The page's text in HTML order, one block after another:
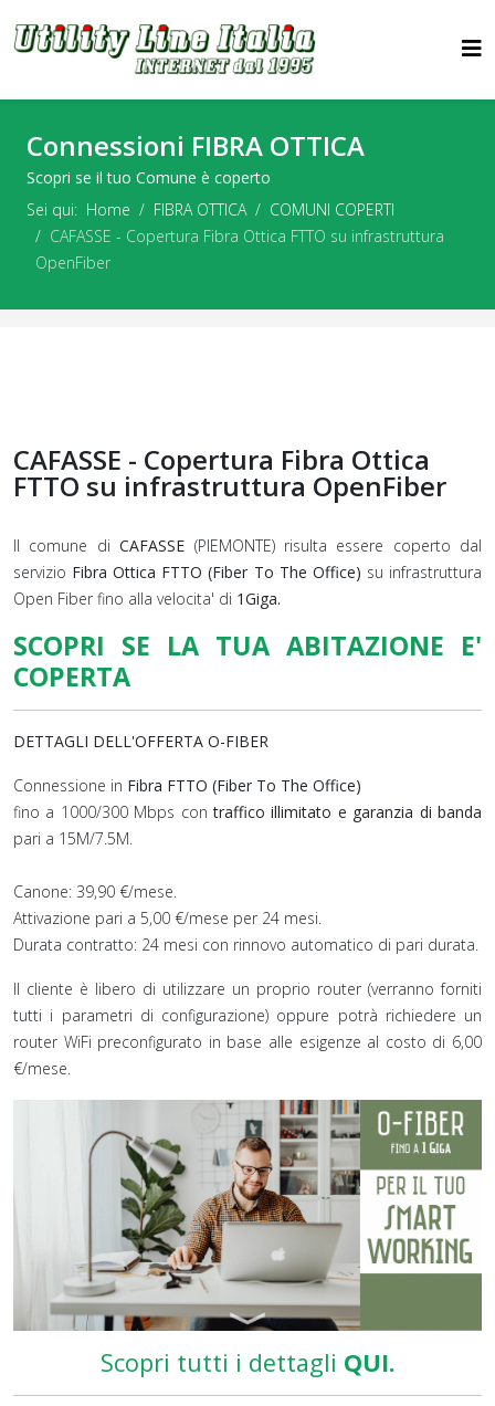
Connessioni FIBRA OTTICA
Scopri se il tuo Comune è coperto
Sei qui: Home FIBRA OTTICA
COMUNI COPERTI
CAFASSE - Copertura Fibra Ottica FTTO su infrastruttura
OpenFiber
CAFASSE - Copertura Fibra Ottica
FTTO su infrastruttura OpenFiber
Il comune diCAFASSE (PIEMONTE) risulta essere coperto dal
servizio Fibra Ottica FTTO (Fiber To The Office) su infrastruttura
Open Fiber fino alla velocita' di 1Giga.
SCOPRI SE LA TUA ABITAZIONE E'
COPERTA
DETTAGLI DELL'OFFERTA O-FIBER
Connessione in Fibra FTTO (Fiber To The Office)
fino a 1000/300 Mbps con traffico illimitato e garanzia di banda
pari a 15M/7.5M.
Canone: 39,90 €/mese.
Attivazione pari a 5,00 €/mese per 24 mesi.
Durata contratto: 24 mesi con rinnovo automatico di pari durata.
Il cliente è libero di utilizzare un proprio router (verranno forniti
tutti i parametri di configurazione) oppure potrà richiedere un
router WiFi preconfigurato in base alle esigenze al costo di 6,00
€/mese.
Scopri tutti i dettagli QUI.